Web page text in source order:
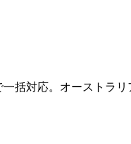
括対応。オーストラ